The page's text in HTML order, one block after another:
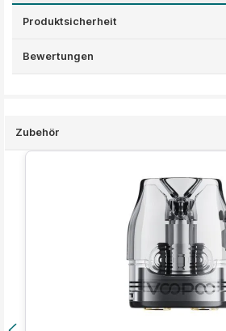
Produktsicherheit
Bewertungen
Zubehör
Produktgalerie überspringen